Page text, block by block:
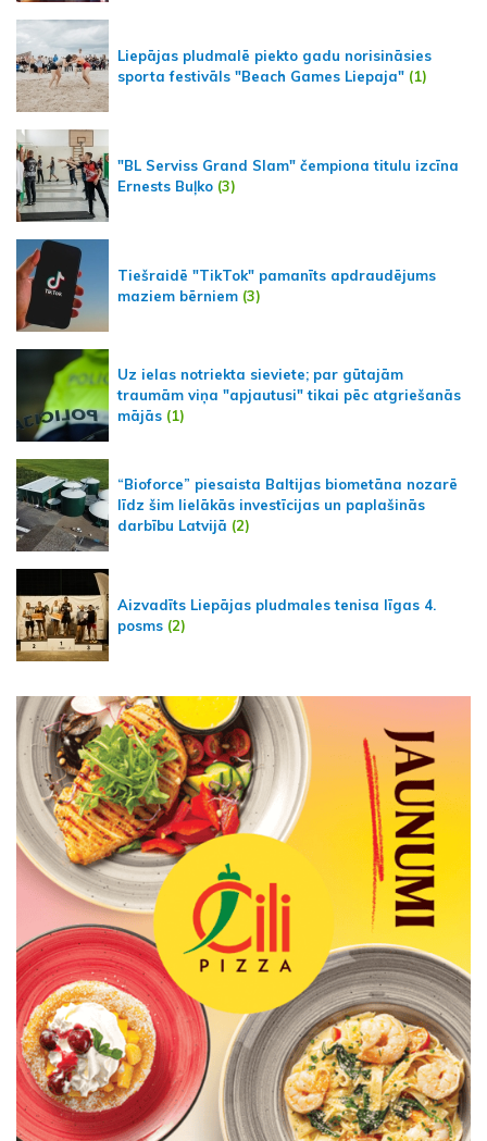
Liepājas pludmalē piekto gadu norisināsies
sporta festivāls "Beach Games Liepaja" (1)
"BL Serviss Grand Slam" čempiona titulu izcīna
Ernests Buļko (3)
Tiešraidē "TikTok" pamanīts apdraudējums
maziem bērniem (3)
Uz ielas notriekta sieviete; par gūtajām
traumām viņa "apjautusi" tikai pēc atgriešanās
mājās (1)
“Bioforce” piesaista Baltijas biometāna nozarē
līdz šim lielākās investīcijas un paplašinās
darbību Latvijā (2)
Aizvadīts Liepājas pludmales tenisa līgas 4.
posms (2)